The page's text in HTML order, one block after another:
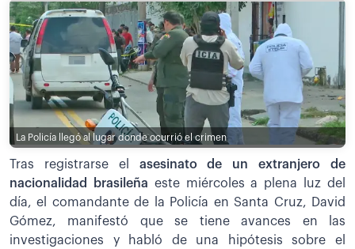
La Policía llegó al lugar donde ocurrió el crimen
Tras registrarse el asesinato de un extranjero de
nacionalidad brasileña este miércoles a plena luz del
día, el comandante de la Policía en Santa Cruz, David
Gómez, manifestó que se tiene avances en las
investigaciones y habló de una hipótesis sobre el